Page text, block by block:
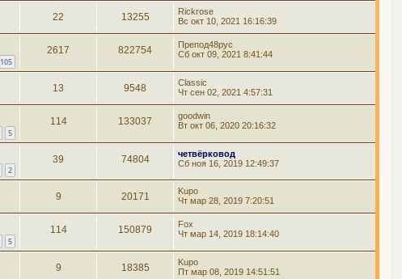
22 13255
Rickrose
Вс окт 10, 2021 16:16:39
105
2617 822754
Препод48рус
Сб окт 09, 2021 8:41:44
13 9548
Classic
Чт сен 02, 2021 4:57:31
5
114 133037
goodwin
Вт окт 06, 2020 20:16:32
2
39 74804
четвёрковод
Сб ноя 16, 2019 12:49:37
9 20171
Kupo
Чт мар 28, 2019 7:20:51
5
114 150879
Fox
Чт мар 14, 2019 18:14:40
9 18385
Kupo
Пт мар 08, 2019 14:51:51